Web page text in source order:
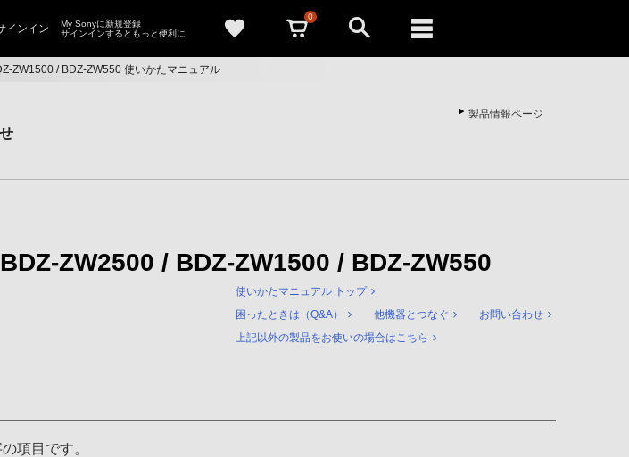
インイン
My Sonyに新規登録
サインインするともっと便利に
0
ZW1500 / BDZ-ZW550 使いかたマニュアル
製品情報ページ
ZW2500 / BDZ-ZW1500 / BDZ-ZW550
使いかたマニュアル トップ
困ったときは（Q&A）
他機器とつなぐ
お問い合わせ
上記以外の製品をお使いの場合はこちら
項目です。